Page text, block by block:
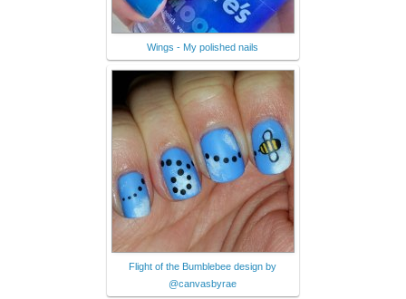
Wings - My polished nails
Flight of the Bumblebee design by
@canvasbyrae